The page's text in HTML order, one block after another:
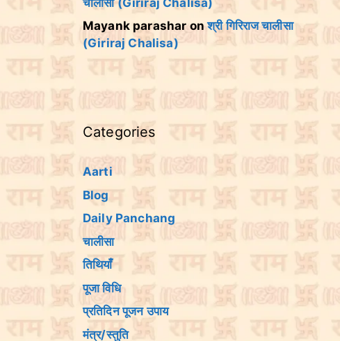
Mayank parasharonश्री गिरिराज चालीसा
(Giriraj Chalisa)
Categories
Aarti
Blog
Daily Panchang
चालीसा
तिथियांँ
पूजा विधि
प्रतिदिन पूजन उपाय
मंत्र/स्तुति